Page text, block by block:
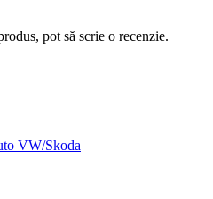
pot să scrie o recenzie.
VW/Skoda